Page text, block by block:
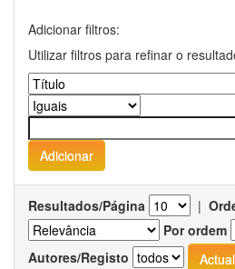
Adicionar filtros:
Utilizar filtros para refinar o
Resultados/Página |
Por ordem
Autores/Registo